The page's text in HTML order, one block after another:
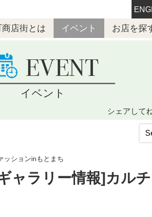
店街とは イベント お店を探
イベント
シェアして
ッションinもとまち
ャラリー情報]カル